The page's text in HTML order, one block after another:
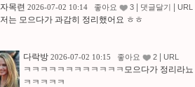
자목련 2026-07-02 10:14 좋아요 3 댓글달기 URL
저는 모으다가 과감히 정리했어요 ㅎㅎ
다락방 2026-07-02 10:15 좋아요 2 URL
ㅋㅋㅋㅋㅋㅋㅋㅋㅋㅋㅋㅋ모으다가 정리라
ㅋㅋㅋㅋㅋ